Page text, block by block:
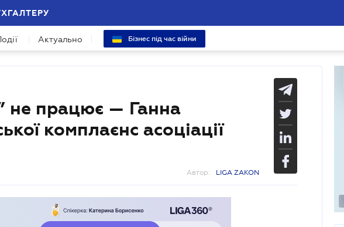
Актуально Бізнес під час війни
не працює — Ганна
комплаєнс асоціації
Автор: LIGA ZAKON